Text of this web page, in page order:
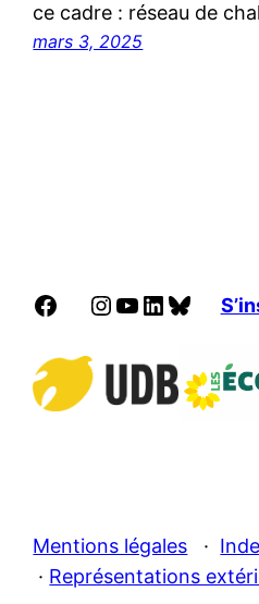
ce cadre : réseau de
mars 3, 2025
Facebook
Instagram
YouTube
LinkedIn
Mentions légales ·
· Représentations